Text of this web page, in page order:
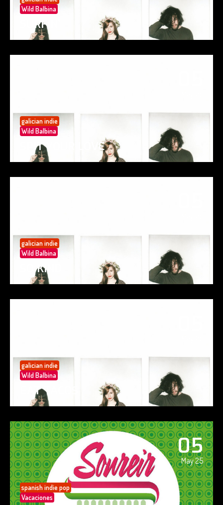
Wild Balbina
SURFIN’
galician indie
Wild Balbina
SPIT YOUR LOVE
galician indie
Wild Balbina
SO KIND
galician indie
Wild Balbina
EAT TACOS
05
May 25
spanish indie pop
Vacaciones